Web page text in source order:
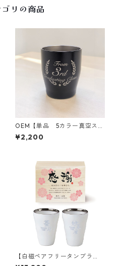
リの商品
OEM【単品 5カラー真空ステ
ンレスカラータンブラー350
10個〜】卒業記念｜メッセー
¥2,200
【白磁ペアフリータンブラ
ー】メッセージ木箱｜両親プ